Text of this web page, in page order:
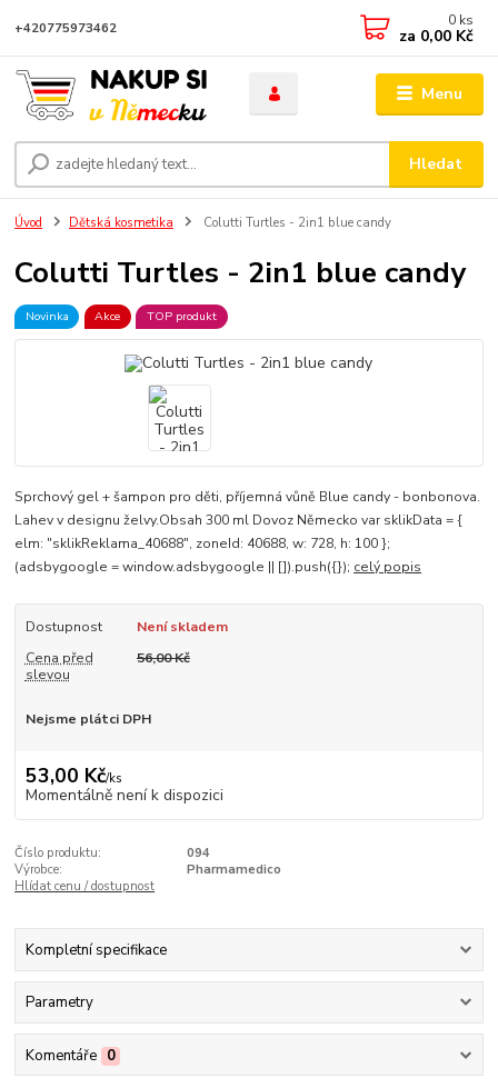
Menu
Hledat
+420775973462 0 ks
za 0,00 Kč
Úvod Dětská kosmetika Colutti Turtles - 2in1 blue candy
Colutti Turtles - 2in1 blue candy
Novinka Akce TOP produkt
Sprchový gel + šampon pro děti, příjemná vůně Blue candy - bonbonova.
Lahev v designu želvy.Obsah 300 ml Dovoz Německo var sklikData = {
elm: "sklikReklama_40688", zoneId: 40688, w: 728, h: 100 };
(adsbygoogle = window.adsbygoogle || []).push({}); celý popis
Dostupnost
Není skladem
Cena před
slevou
56,00 Kč
Nejsme plátci DPH
53,00 Kč/ks
Momentálně není k dispozici
Číslo produktu:
094
Výrobce:
Pharmamedico
Hlídat cenu / dostupnost
Kompletní specifikace
Parametry
Komentáře 0